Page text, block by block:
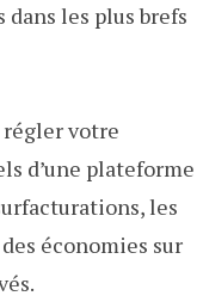
les plus brefs
régler votre
d’une plateforme
les
économies sur